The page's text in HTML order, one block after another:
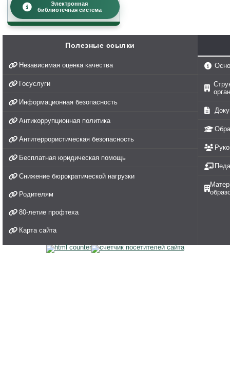
Электронная
библиотечная система
Полезные ссылки
Независимая оценка качества
Госуслуги
Информационная безопасность
Антикоррупционная политика
Антитеррористическая безопасность
Бесплатная юридическая помощь
Снижение бюрократической нагрузки
Родителям
80-летие профтеха
Карта сайта